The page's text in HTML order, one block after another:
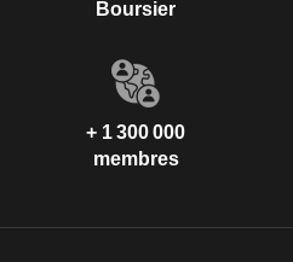
Boursier
+ 1 300 000
membres